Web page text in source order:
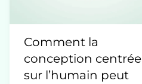
Comment la
conception centrée
sur l’humain peut